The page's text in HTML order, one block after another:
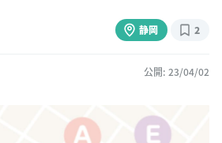
静岡 2
公開: 23/04/02